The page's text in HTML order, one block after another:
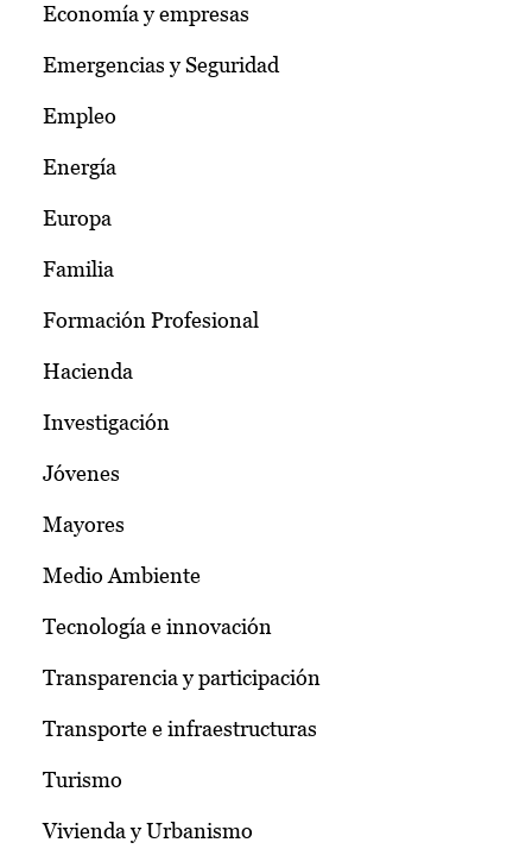
Economía y empresas
Emergencias y Seguridad
Empleo
Energía
Europa
Familia
Formación Profesional
Hacienda
Investigación
Jóvenes
Mayores
Medio Ambiente
Tecnología e innovación
Transparencia y participación
Transporte e infraestructuras
Turismo
Vivienda y Urbanismo